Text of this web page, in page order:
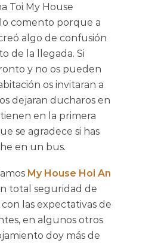
Toi My House
lo comento porque a
algo de confusión
de la llegada. Si
y no os pueden
os invitaran a
dejaran ducharos en
en la primera
se agradece si has
en un bus.
My House Hoi An
total seguridad de
las expectativas de
en algunos otros
doy más de